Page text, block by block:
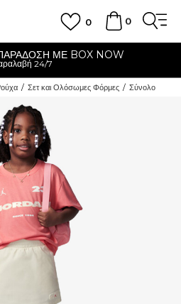
0
0
ΜΕ BOX NOW
24/7
Σετ και Ολόσωμες Φόρμες Σύνολο